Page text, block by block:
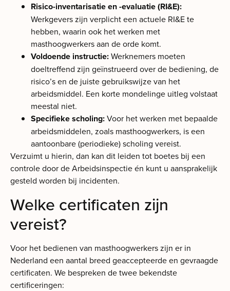
Risico-inventarisatie en -evaluatie (RI&E):
Werkgevers zijn verplicht een actuele RI&E te
hebben, waarin ook het werken met
masthoogwerkers aan de orde komt.
Voldoende instructie:Werknemers moeten
doeltreffend zijn geïnstrueerd over de bediening, de
risico’s en de juiste gebruikswijze van het
arbeidsmiddel. Een korte mondelinge uitleg volstaat
meestal niet.
Specifieke scholing:Voor het werken met bepaalde
arbeidsmiddelen, zoals masthoogwerkers, is een
aantoonbare (periodieke) scholing vereist.
Verzuimt u hierin, dan kan dit leiden tot boetes bij een
controle door de Arbeidsinspectie én kunt u aansprakelijk
gesteld worden bij incidenten.
Welke certificaten zijn
vereist?
Voor het bedienen van masthoogwerkers zijn er in
Nederland een aantal breed geaccepteerde en gevraagde
certificaten. We bespreken de twee bekendste
certificeringen: